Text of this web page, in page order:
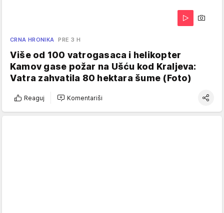
CRNA HRONIKA PRE 3 H
Više od 100 vatrogasaca i helikopter
Kamov gase požar na Ušću kod Kraljeva:
Vatra zahvatila 80 hektara šume (Foto)
Reaguj Komentariši